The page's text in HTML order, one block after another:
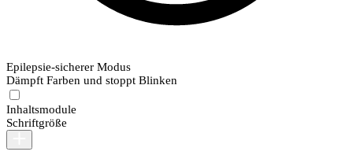
Epilepsie-sicherer Modus
Dämpft Farben und stoppt Blinken
Inhaltsmodule
Schriftgröße